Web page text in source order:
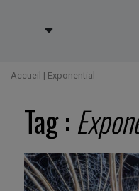
Accueil | Exponential
Tag :